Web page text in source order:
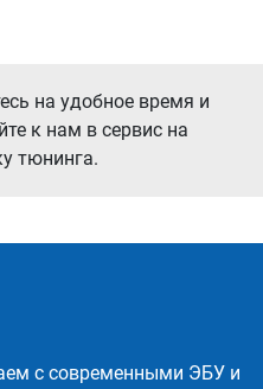
на удобное время и
к нам в сервис на
тюнинга.
с современными ЭБУ и